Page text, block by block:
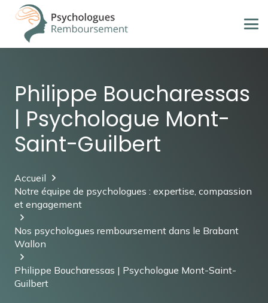
Philippe Boucharessas
| Psychologue Mont-
Saint-Guilbert
Accueil
Notre équipe de psychologues : expertise, compassion
et engagement
Nos psychologues remboursement dans le Brabant
Wallon
Philippe Boucharessas | Psychologue Mont-Saint-
Guilbert